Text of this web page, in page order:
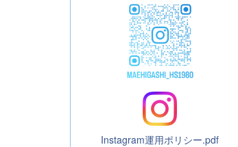
Instagram運用ポリシー.pdf